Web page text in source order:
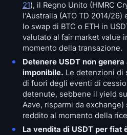
21), il Regno Unito (HMRC
l'Australia (ATO TD 2014/26)
lo swap di BTC o ETH in
valutato al fair market value
momento della transazione.
Detenere USDT non
imponibile. Le detenzioni di
di fuori degli eventi di
detenute, sebbene il yield
Aave, risparmi da
reddito al momento della
La vendita di USDT per fiat